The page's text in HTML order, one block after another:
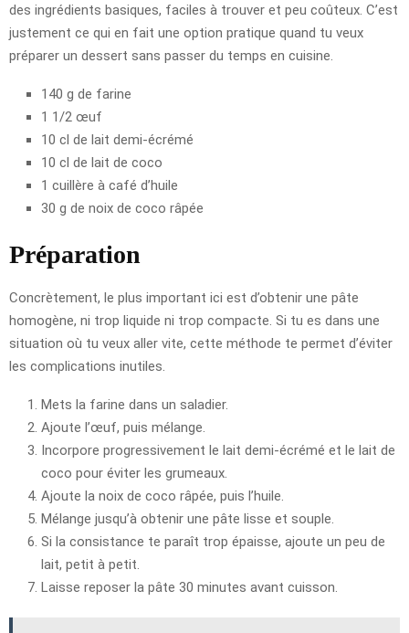
des ingrédients basiques, faciles à trouver et peu coûteux. C’est
justement ce qui en fait une option pratique quand tu veux
préparer un dessert sans passer du temps en cuisine.
140 g de farine
1 1/2 œuf
10 cl de lait demi-écrémé
10 cl de lait de coco
1 cuillère à café d’huile
30 g de noix de coco râpée
Préparation
Concrètement, le plus important ici est d’obtenir une pâte
homogène, ni trop liquide ni trop compacte. Si tu es dans une
situation où tu veux aller vite, cette méthode te permet d’éviter
les complications inutiles.
Mets la farine dans un saladier.
Ajoute l’œuf, puis mélange.
Incorpore progressivement le lait demi-écrémé et le lait de
coco pour éviter les grumeaux.
Ajoute la noix de coco râpée, puis l’huile.
Mélange jusqu’à obtenir une pâte lisse et souple.
Si la consistance te paraît trop épaisse, ajoute un peu de
lait, petit à petit.
Laisse reposer la pâte 30 minutes avant cuisson.